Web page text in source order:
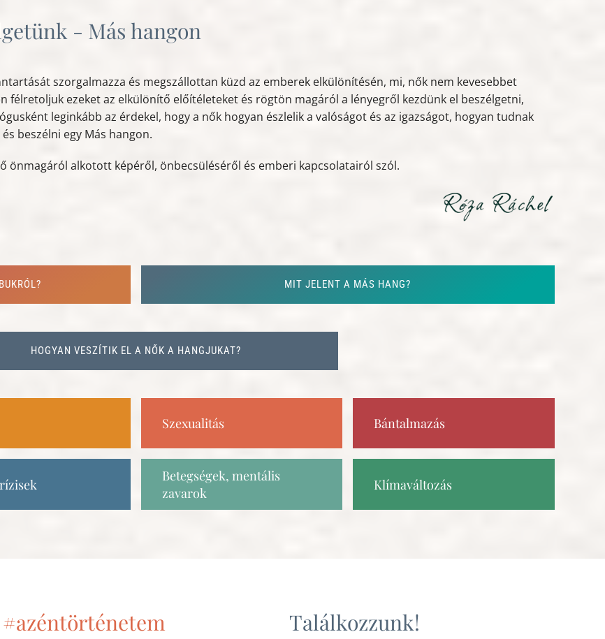
- Más hangon
szorgalmazza és megszállottan küzd az emberek elkülönítésén, mi, nők nem kevesebbet
félretoljuk ezeket az elkülönítő előítéleteket és rögtön magáról a lényegről kezdünk el beszélgetni,
leginkább az érdekel, hogy a nők hogyan észlelik a valóságot és az igazságot, hogyan tudnak
beszélni egy Más hangon.
önmagáról alkotott képéről, önbecsüléséről és emberi kapcsolatairól szól.
MIT JELENT A MÁS HANG?
HOGYAN VESZÍTIK EL A NŐK A HANGJUKAT?
Szexualitás Bántalmazás
Betegségek, mentális
zavarok
Klímaváltozás
#azéntörténetem Találkozzunk!